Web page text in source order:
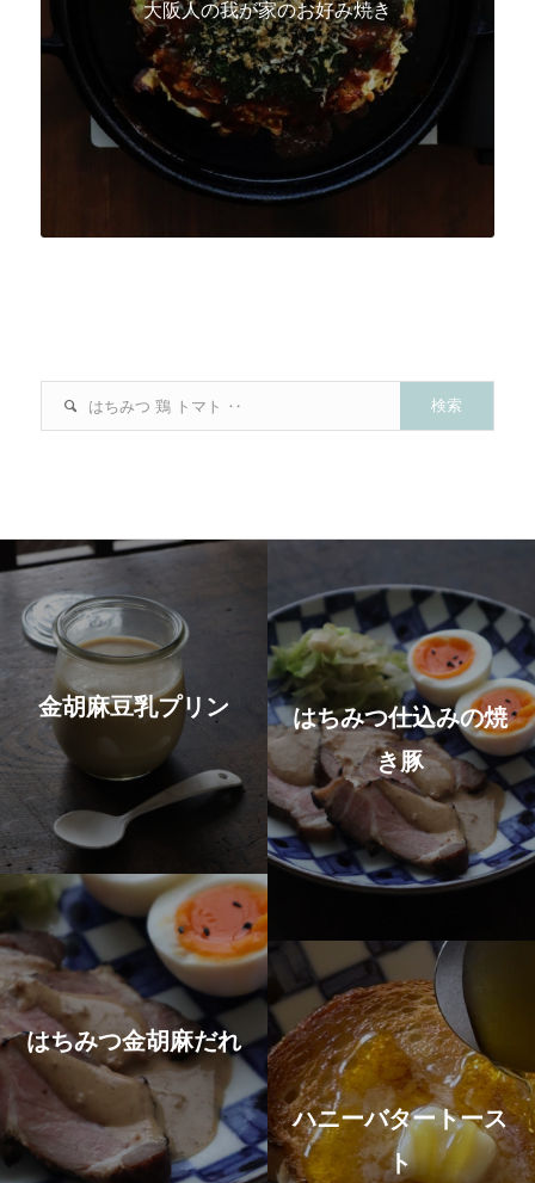
大阪人の我が家のお好み焼き

金胡麻豆乳プリン
はちみつ仕込みの焼
き豚
はちみつ金胡麻だれ
ハニーバタートース
ト